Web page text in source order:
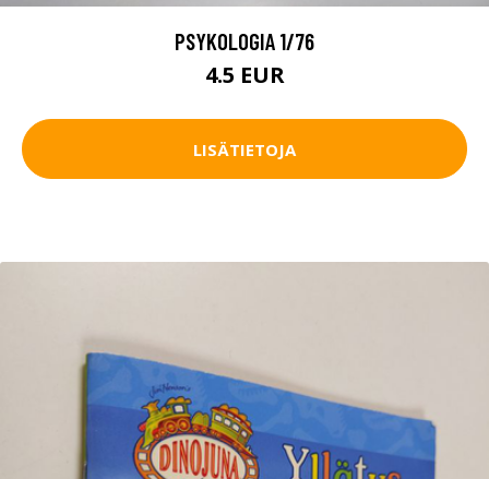
PSYKOLOGIA 1/76
4.5 EUR
LISÄTIETOJA